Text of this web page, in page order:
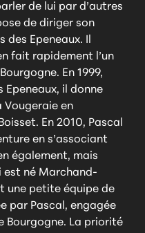
de lui par d’autres
de diriger son
Epeneaux. Il
fait rapidement l’un
En 1999,
Epeneaux, il donne
Vougeraie en
En 2010, Pascal
en s’associant
également, mais
est né Marchand-
une petite équipe de
par Pascal, engagée
Bourgogne. La priorité